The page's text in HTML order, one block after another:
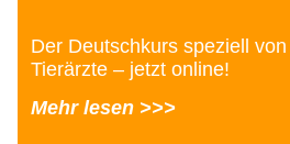
Der Deutschkurs speziell
Tierärzte – jetzt online!
Mehr lesen >>>